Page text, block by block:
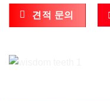
견적 문의